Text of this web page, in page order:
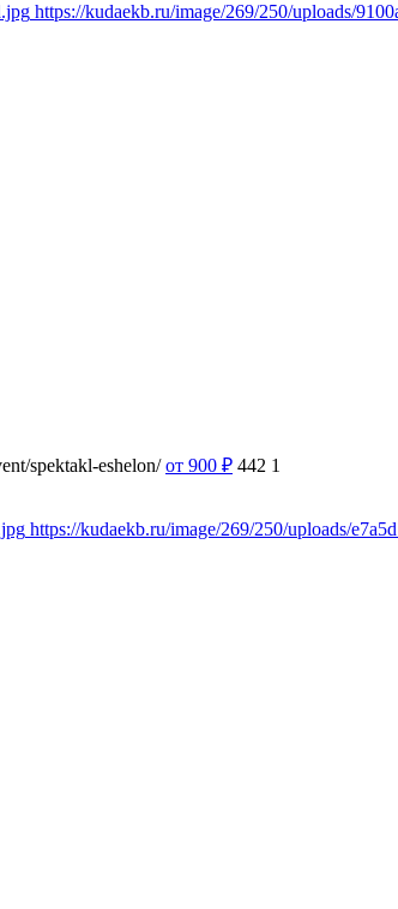
https://kudaekb.ru/image/269/250/uploads/
spektakl-eshelon/ от 900 ₽ 442 1
https://kudaekb.ru/image/269/250/uploads/